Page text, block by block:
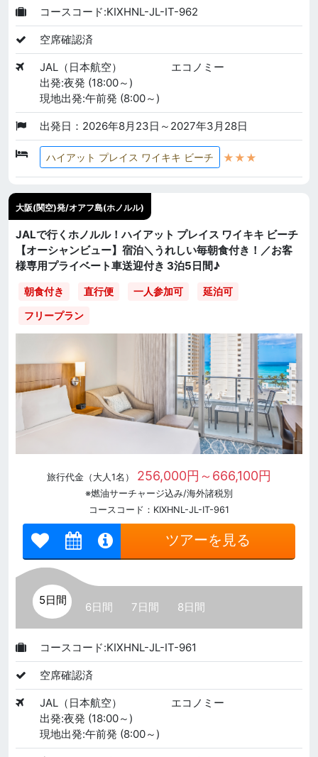
コースコード:KIXHNL-JL-IT-962
空席確認済
JAL（日本航空）
エコノミー
出発:夜発 (18:00～)
現地出発:午前発 (8:00～)
出発日：2026年8月23日～2027年3月28日
ハイアット プレイス ワイキキ ビーチ ★★★
大阪(関空)発/オアフ島(ホノルル)
JALで行くホノルル！ハイアット プレイス ワイキキ ビーチ
【オーシャンビュー】宿泊＼うれしい毎朝食付き！／お客
様専用プライベート車送迎付き 3泊5日間♪
朝食付き 直行便 一人参加可 延泊可
フリープラン
旅行代金（大人1名） 256,000円～666,100円
※燃油サーチャージ込み/海外諸税別
コースコード：KIXHNL-JL-IT-961
ツアーを見る
5日間
6日間 7日間 8日間
コースコード:KIXHNL-JL-IT-961
空席確認済
JAL（日本航空）
エコノミー
出発:夜発 (18:00～)
現地出発:午前発 (8:00～)